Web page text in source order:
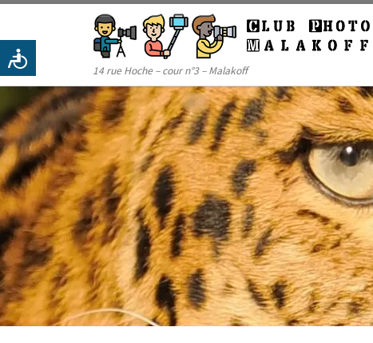
Passer au contenu
14 rue Hoche – cour n°3 – Malakoff